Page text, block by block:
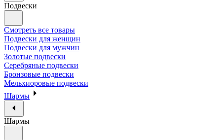
Подвески
Смотреть все товары
Подвески для женщин
Подвески для мужчин
Золотые подвески
Серебряные подвески
Бронзовые подвески
Мельхиоровые подвески
Шармы
Шармы